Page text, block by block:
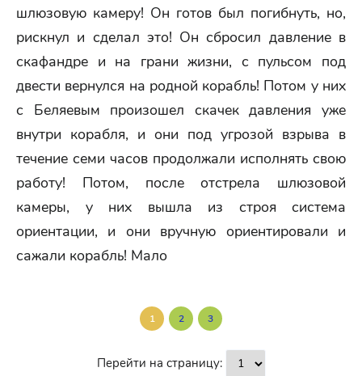
шлюзовую камеру! Он готов был погибнуть, но,
рискнул и сделал это! Он сбросил давление в
скафандре и на грани жизни, с пульсом под
двести вернулся на родной корабль! Потом у них
с Беляевым произошел скачек давления уже
внутри корабля, и они под угрозой взрыва в
течение семи часов продолжали исполнять свою
работу! Потом, после отстрела шлюзовой
камеры, у них вышла из строя система
ориентации, и они вручную ориентировали и
сажали корабль! Мало
1 2 3
Перейти на страницу: